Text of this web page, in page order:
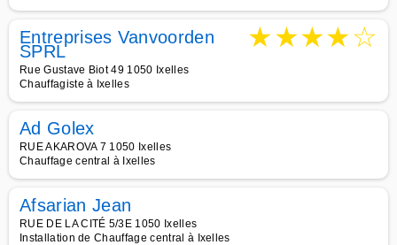
Entreprises Vanvoorden
SPRL ★★★★☆
Rue Gustave Biot 49 1050 Ixelles
Chauffagiste à Ixelles
Ad Golex
RUE AKAROVA 7 1050 Ixelles
Chauffage central à Ixelles
Afsarian Jean
RUE DE LA CITÉ 5/3E 1050 Ixelles
Installation de Chauffage central à Ixelles